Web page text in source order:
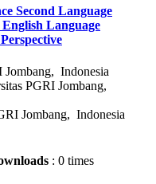
Second Language
Language
Jombang, Indonesia
PGRI Jombang,
Jombang, Indonesia
: 0 times